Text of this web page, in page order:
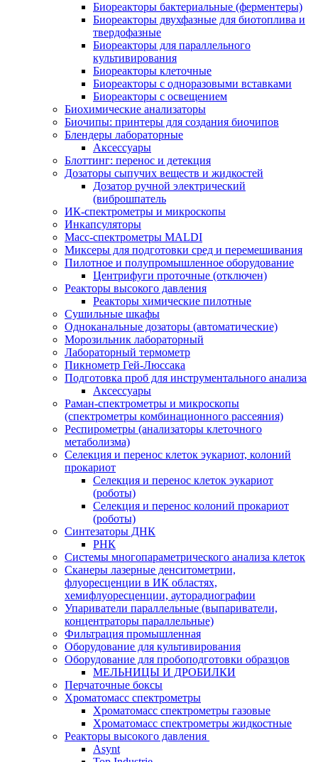
Биореакторы бактериальные (ферментеры)
Биореакторы двухфазные для биотоплива и
твердофазные
Биореакторы для параллельного
культивирования
Биореакторы клеточные
Биореакторы с одноразовыми вставками
Биореакторы с освещением
Биохимические анализаторы
Биочипы: принтеры для создания биочипов
Блендеры лабораторные
Аксессуары
Блоттинг: перенос и детекция
Дозаторы сыпучих веществ и жидкостей
Дозатор ручной электрический
(виброшпатель
ИК-спектрометры и микроскопы
Инкапсуляторы
Масс-спектрометры MALDI
Миксеры для подготовки сред и перемешивания
Пилотное и полупромышленное оборудование
Центрифуги проточные (отключен)
Реакторы высокого давления
Реакторы химические пилотные
Сушильные шкафы
Одноканальные дозаторы (автоматические)
Морозильник лабораторный
Лабораторный термометр
Пикнометр Гей-Люссака
Подготовка проб для инструментального анализа
Аксессуары
Раман-спектрометры и микроскопы
(спектрометры комбинационного рассеяния)
Респирометры (анализаторы клеточного
метаболизма)
Селекция и перенос клеток эукариот, колоний
прокариот
Селекция и перенос клеток эукариот
(роботы)
Селекция и перенос колоний прокариот
(роботы)
Синтезаторы ДНК
РНК
Системы многопараметрического анализа клеток
Сканеры лазерные денситометрии,
флуоресценции в ИК областях,
хемифлуоресценции, ауторадиографии
Упариватели параллельные (выпариватели,
концентраторы параллельные)
Фильтрация промышленная
Оборудование для культивирования
Оборудование для пробоподготовки образцов
МЕЛЬНИЦЫ И ДРОБИЛКИ
Перчаточные боксы
Хроматомасс спектрометры
Хроматомасс спектрометры газовые
Хроматомасс спектрометры жидкостные
Реакторы высокого давления
Asynt